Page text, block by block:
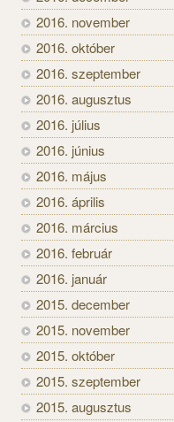
2016. november
2016. október
2016. szeptember
2016. augusztus
2016. július
2016. június
2016. május
2016. április
2016. március
2016. február
2016. január
2015. december
2015. november
2015. október
2015. szeptember
2015. augusztus